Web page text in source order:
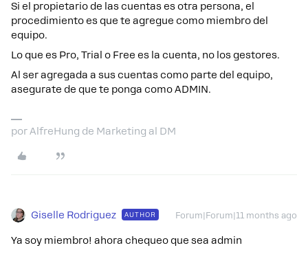
Si el propietario de las cuentas es otra persona, el
procedimiento es que te agregue como miembro del
equipo.
Lo que es Pro, Trial o Free es la cuenta, no los gestores.
Al ser agregada a sus cuentas como parte del equipo,
asegurate de que te ponga como ADMIN.
por AlfreHung de Marketing al DM
Giselle Rodriguez AUTHOR Forum|Forum|11 months ago
Ya soy miembro! ahora chequeo que sea admin